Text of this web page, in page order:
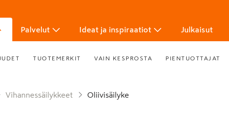
Palvelut Ideat ja inspiraatiot Julkaisut
TUOTEMERKIT VAIN KESPROSTA PIENTUOTTAJAT
Vihannessäilykkeet Oliivisäilyke